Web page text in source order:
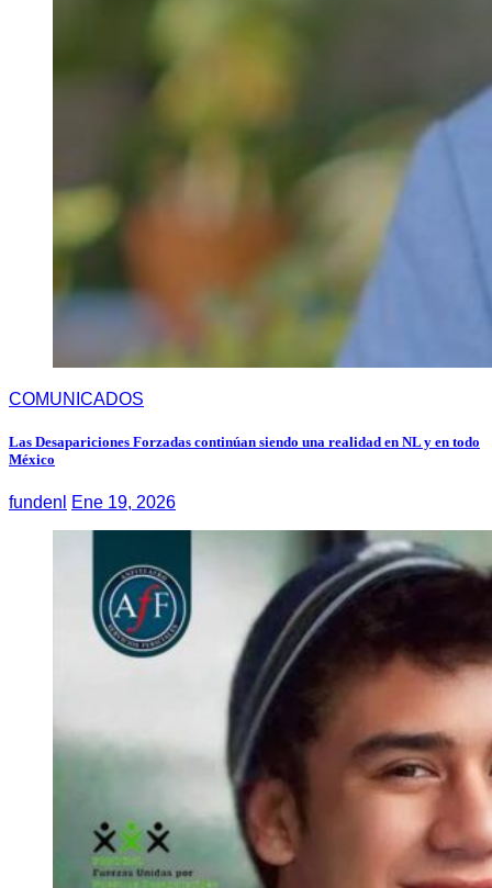
COMUNICADOS
Las Desapariciones Forzadas continúan siendo una realidad en NL y en todo
México
fundenl Ene 19, 2026